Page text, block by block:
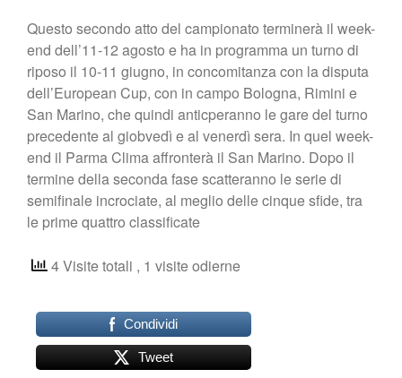
Questo secondo atto del campionato terminerà il week-
end dell’11-12 agosto e ha in programma un turno di
riposo il 10-11 giugno, in concomitanza con la disputa
dell’European Cup, con in campo Bologna, Rimini e
San Marino, che quindi anticperanno le gare del turno
precedente al giobvedì e al venerdì sera. In quel week-
end il Parma Clima affronterà il San Marino. Dopo il
termine della seconda fase scatteranno le serie di
semifinale incrociate, al meglio delle cinque sfide, tra
le prime quattro classificate
4 Visite totali , 1 visite odierne
Condividi
Tweet